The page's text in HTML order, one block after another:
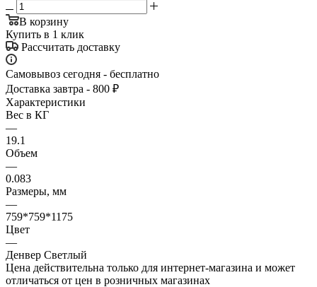
В корзину
Купить в 1 клик
Рассчитать доставку
Самовывоз сегодня - бесплатно
Доставка завтра - 800 ₽
Характеристики
Вес в КГ
—
19.1
Объем
—
0.083
Размеры, мм
—
759*759*1175
Цвет
—
Денвер Светлый
Цена действительна только для интернет-магазина и может
отличаться от цен в розничных магазинах